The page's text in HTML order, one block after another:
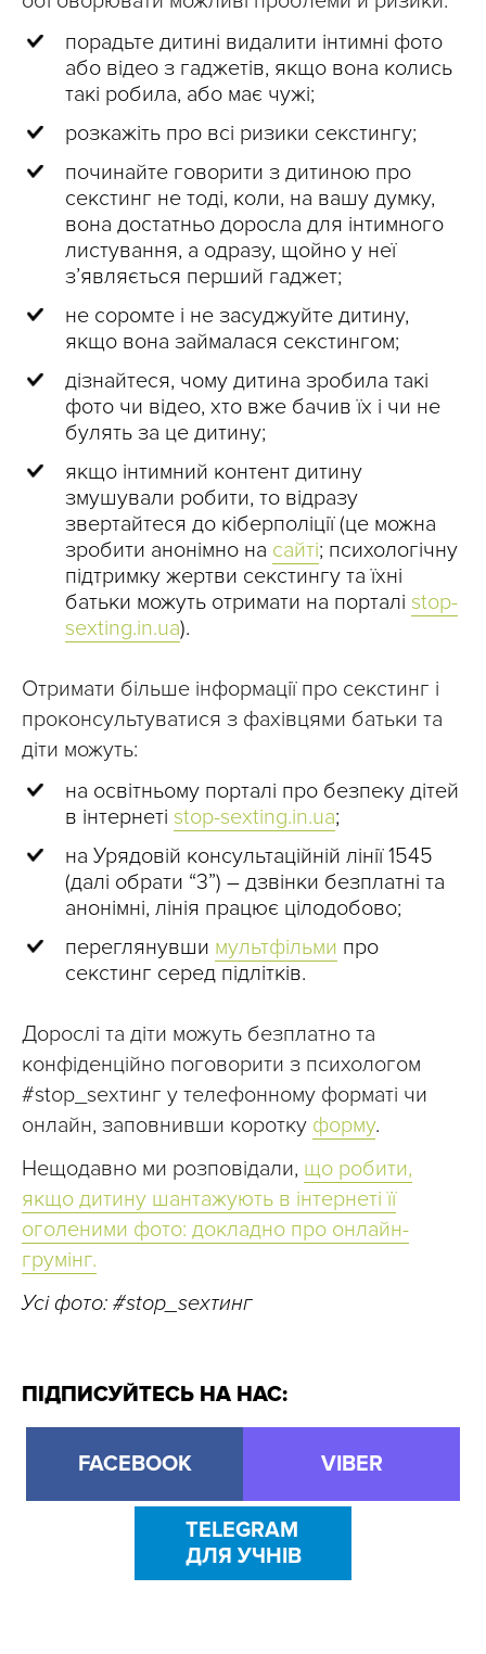
порадьте дитині видалити інтимні фото
або відео з гаджетів, якщо вона колись
такі робила, або має чужі;
розкажіть про всі ризики секстингу;
починайте говорити з дитиною про
секстинг не тоді, коли, на вашу думку,
вона достатньо доросла для інтимного
листування, а одразу, щойно у неї
з’являється перший гаджет;
не соромте і не засуджуйте дитину,
якщо вона займалася секстингом;
дізнайтеся, чому дитина зробила такі
фото чи відео, хто вже бачив їх і чи не
булять за це дитину;
якщо інтимний контент дитину
змушували робити, то відразу
звертайтеся до кіберполіції (це можна
зробити анонімно на сайті; психологічну
підтримку жертви секстингу та їхні
батьки можуть отримати на порталі stop-
sexting.in.ua).
Отримати більше інформації про секстинг і
проконсультуватися з фахівцями батьки та
діти можуть:
на освітньому порталі про безпеку дітей
в інтернеті stop-sexting.in.ua;
на Урядовій консультаційній лінії 1545
(далі обрати “3”) – дзвінки безплатні та
анонімні, лінія працює цілодобово;
переглянувши мультфільми про
секстинг серед підлітків.
Дорослі та діти можуть безплатно та
конфіденційно поговорити з психологом
#stop_sexтинг у телефонному форматі чи
онлайн, заповнивши коротку форму.
Нещодавно ми розповідали, що робити,
якщо дитину шантажують в інтернеті її
оголеними фото: докладно про онлайн-
грумінг.
Усі фото: #stop_sexтинг
ПІДПИСУЙТЕСЬ НА НАС:
FACEBOOK VIBER
TELEGRAM
ДЛЯ УЧНІВ